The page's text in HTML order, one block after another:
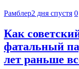
Рамблер2 дня спустя 0
Как
фатальный
лет раньше